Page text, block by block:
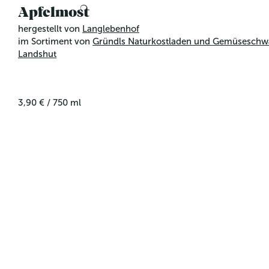
Apfelmost
hergestellt von Langlebenhof
im Sortiment von Gründls Naturkostladen und
Landshut
3,90 € / 750 ml